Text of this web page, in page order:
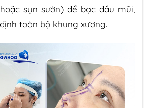
sụn sườn) để bọc đầu mũi,
toàn bộ khung xương.